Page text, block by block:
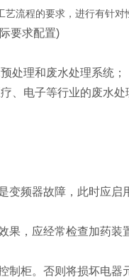
流程的要求，进行有针
要求配置)
处理和废水处理系统；
、电子等行业的废水处
变频器故障，此时应启
果，应经常检查加药装
柜。否则将损坏电器